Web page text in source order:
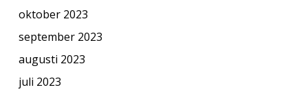
oktober 2023
september 2023
augusti 2023
juli 2023